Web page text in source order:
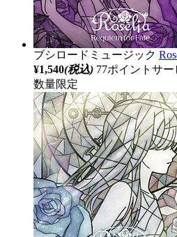
ブシロードミュージック
¥1,540(税込) 77ポイントサー
数量限定